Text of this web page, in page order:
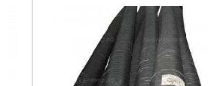
100 мм
3 Атм
від 1 шт
чорний
4000 мм